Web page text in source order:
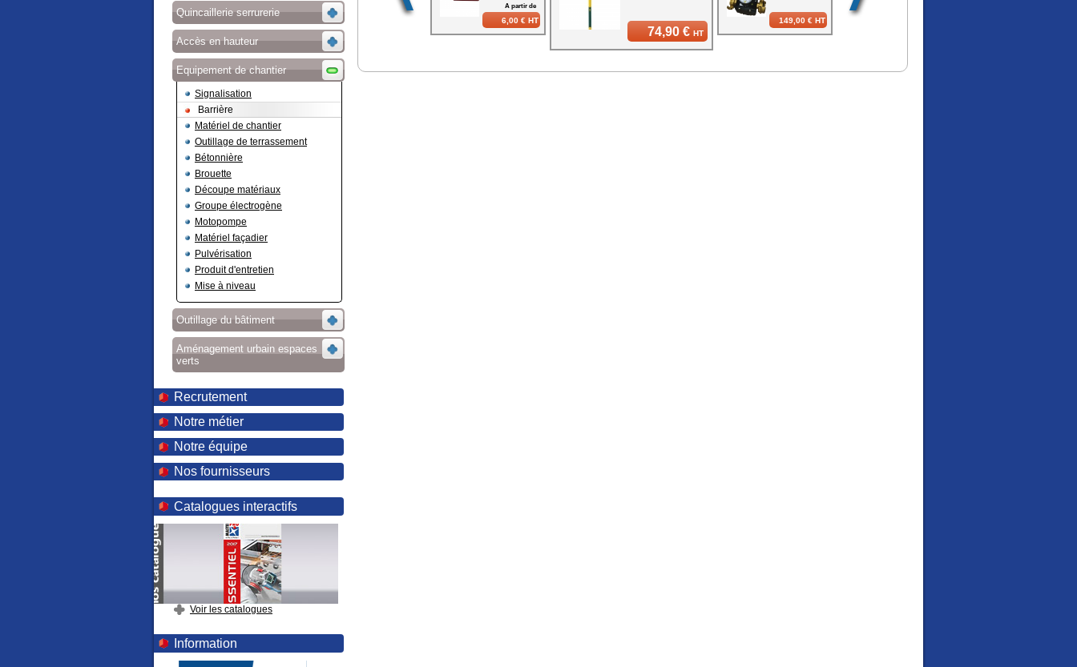
Quincaillerie serrurerie
Accès en hauteur
Equipement de chantier
Signalisation
Barrière
Matériel de chantier
Outillage de terrassement
Bétonnière
Brouette
Découpe matériaux
Groupe électrogène
Motopompe
Matériel façadier
Pulvérisation
Produit d'entretien
Mise à niveau
Outillage du bâtiment
Aménagement urbain espaces
verts
Recrutement
Notre métier
Notre équipe
Nos fournisseurs
Catalogues interactifs
Voir les catalogues
Information
A partir de
6,00 €HT
74,90 €HT
149,00 €HT